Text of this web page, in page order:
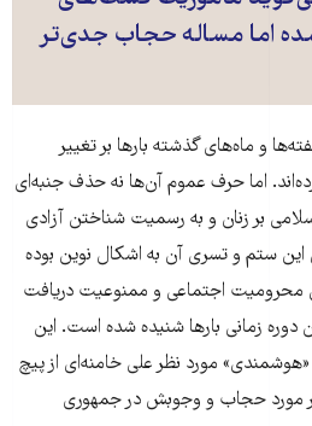
اما مساله حجاب جدی‌تر
و ماه‌های گذشته بارها بر تغییر
اما حرف عموم آن‌ها نه حذف جنبه‌ای
بر زنان و به رسمیت شناختن آزادی
ستم و تسری آن به اشکال نوین بوده
اجتماعی و ممنوعیت دریافت
زمانی بارها شنیده شده است. این
مورد نظر علی خامنه‌ای از پیچ
مورد حجاب و وجوبش در جمهوری